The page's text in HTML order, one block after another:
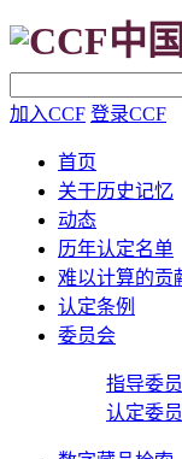
CCF中
加入CCF 登录CCF
首页
关于历史记忆
动态
历年认定名单
难以计算的贡
认定条例
委员会
指导委
认定委